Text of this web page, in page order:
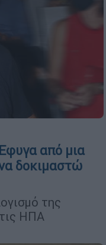
από μια
δοκιμαστώ
της
ΗΠΑ